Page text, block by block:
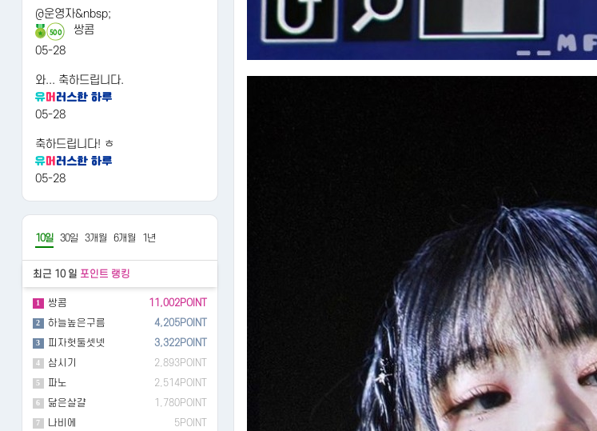
@운영자&nbsp;
500
쌍콤
05-28
와... 축하드립니다.
05-28
축하드립니다! ㅎ
05-28
10일 30일 3개월 6개월 1년
최근 10 일 포인트 랭킹
1 쌍콤 11,002POINT
2 하늘높은구름 4,205POINT
3 피자헛둘셋넷 3,322POINT
4 삼시기 2,893POINT
5 파노 2,514POINT
6 닮은살걀 1,780POINT
7 나비에 5POINT